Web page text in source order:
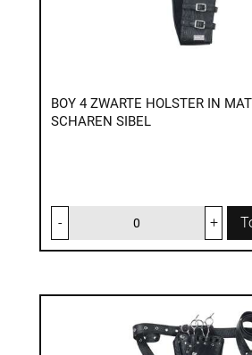
BOY 4 ZWARTE HOLSTER IN
SCHAREN SIBEL
- +